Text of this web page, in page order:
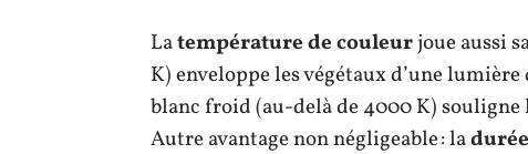
Latempérature de couleurjoue aussi
K) enveloppe les végétaux d’une
blanc froid (au-delà de 4000 K) souligne
Autre avantage non négligeable : la